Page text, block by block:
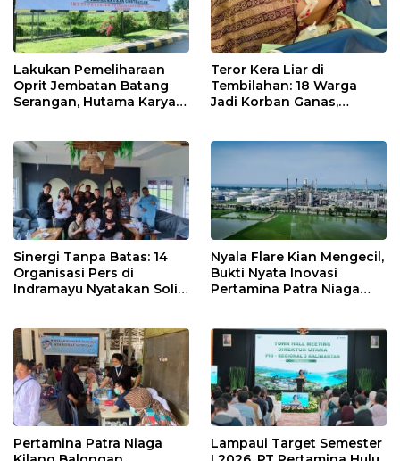
Lakukan Pemeliharaan
Oprit Jembatan Batang
Serangan, Hutama Karya
Teror Kera Liar di
Tembilahan: 18 Warga
Jadi Korban Ganas,
Sinergi Tanpa Batas: 14
Organisasi Pers di
Indramayu Nyatakan Solid
Nyala Flare Kian Mengecil,
Bukti Nyata Inovasi
Pertamina Patra Niaga
Pertamina Patra Niaga
Lampaui Target Semester